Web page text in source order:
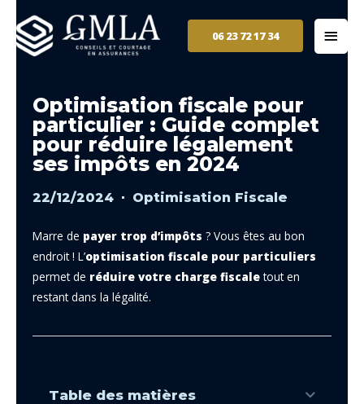
06 23 72 17 34
Optimisation fiscale pour
particulier : Guide complet
pour réduire légalement
ses impôts en 2024
22/12/2024 Optimisation Fiscale
Marre de payer trop d’impôts ? Vous êtes au bon
endroit ! L’optimisation fiscale pour particuliers
permet de réduire votre charge fiscaletout en
restant dans la légalité.
Table des matières